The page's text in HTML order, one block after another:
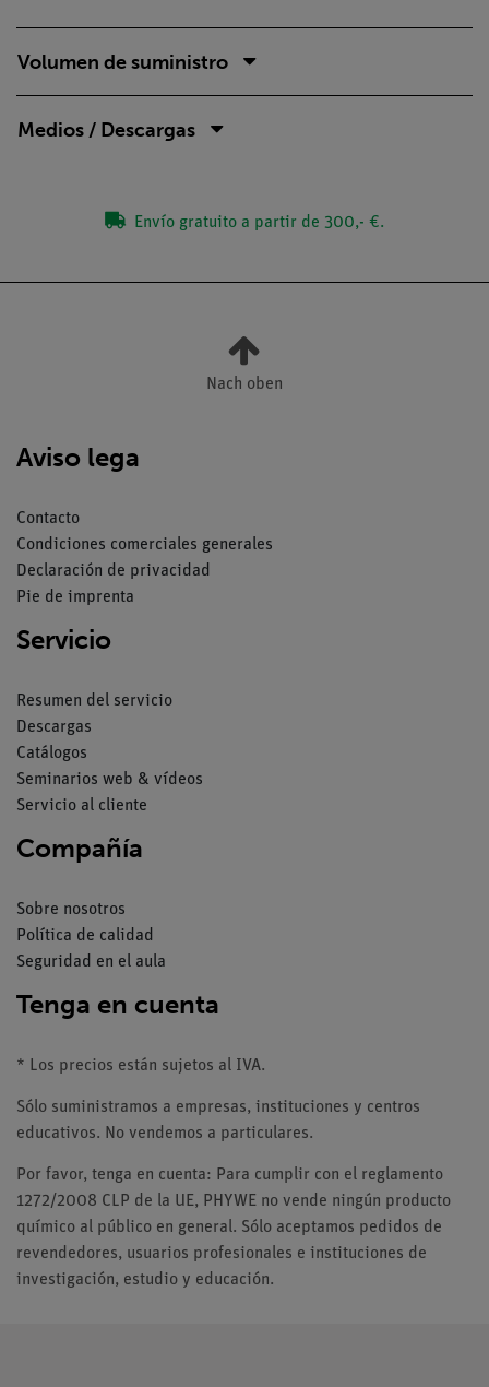
Volumen de suministro
Medios / Descargas
Envío gratuito a partir de 300,- €.
Nach oben
Aviso lega
Contacto
Condiciones comerciales generales
Declaración de privacidad
Pie de imprenta
Servicio
Resumen del servicio
Descargas
Catálogos
Seminarios web & vídeos
Servicio al cliente
Compañía
Sobre nosotros
Política de calidad
Seguridad en el aula
Tenga en cuenta
* Los precios están sujetos al IVA.
Sólo suministramos a empresas, instituciones y centros
educativos. No vendemos a particulares.
Por favor, tenga en cuenta: Para cumplir con el reglamento
1272/2008 CLP de la UE, PHYWE no vende ningún producto
químico al público en general. Sólo aceptamos pedidos de
revendedores, usuarios profesionales e instituciones de
investigación, estudio y educación.